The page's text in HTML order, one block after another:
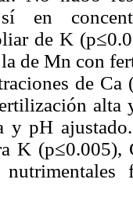
en
de K
de Mn con
de
y pH
K (p≤0.005),